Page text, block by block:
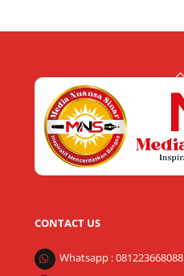
CONTACT US
Whatsapp : 081223668088